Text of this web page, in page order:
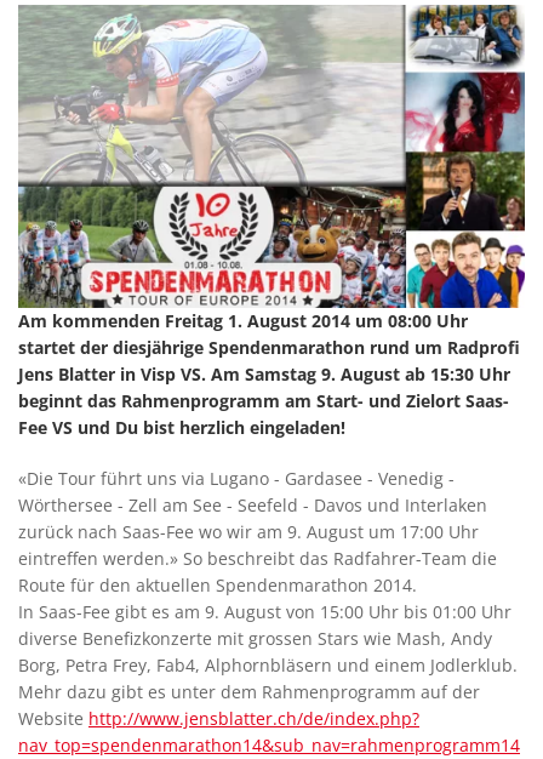
Am kommenden Freitag 1. August 2014 um 08:00 Uhr
startet der diesjährige Spendenmarathon rund um Radprofi
Jens Blatter in Visp VS. Am Samstag 9. August ab 15:30 Uhr
beginnt das Rahmenprogramm am Start- und Zielort Saas-
Fee VS und Du bist herzlich eingeladen!
«Die Tour führt uns via Lugano - Gardasee - Venedig -
Wörthersee - Zell am See - Seefeld - Davos und Interlaken
zurück nach Saas-Fee wo wir am 9. August um 17:00 Uhr
eintreffen werden.» So beschreibt das Radfahrer-Team die
Route für den aktuellen Spendenmarathon 2014.
In Saas-Fee gibt es am 9. August von 15:00 Uhr bis 01:00 Uhr
diverse Benefizkonzerte mit grossen Stars wie Mash, Andy
Borg, Petra Frey, Fab4, Alphornbläsern und einem Jodlerklub.
Mehr dazu gibt es unter dem Rahmenprogramm auf der
Website http://www.jensblatter.ch/de/index.php?
nav_top=spendenmarathon14&sub_nav=rahmenprogramm14